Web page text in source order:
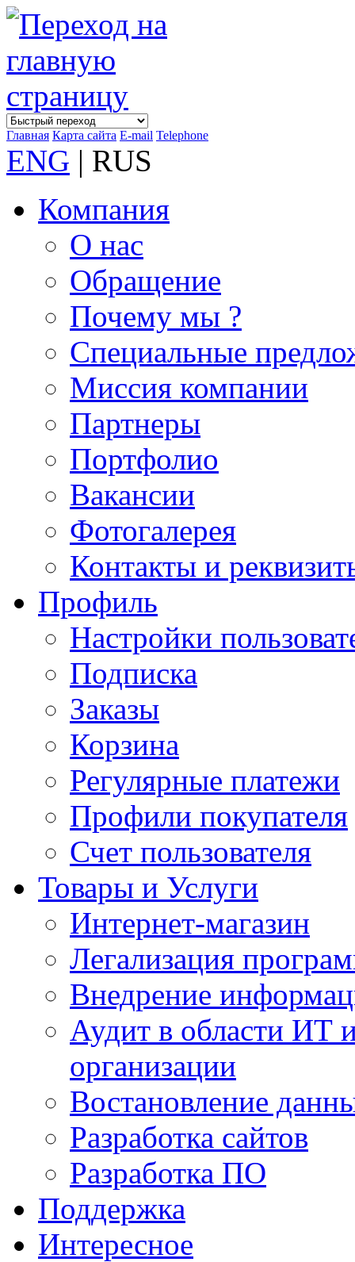
Главная Карта сайта E-mail Telephone
ENG | RUS
Компания
О нас
Обращение
Почему мы ?
Специальные
Миссия компании
Партнеры
Портфолио
Вакансии
Фотогалерея
Контакты и
Профиль
Настройки
Подписка
Заказы
Корзина
Регулярные платежи
Профили покупателя
Счет пользователя
Товары и Услуги
Интернет-магазин
Легализация
Внедрение
Аудит в области ИТ
организации
Востановление
Разработка сайтов
Разработка ПО
Поддержка
Интересное